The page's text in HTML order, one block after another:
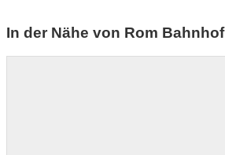
In der Nähe von Rom Bahnhof